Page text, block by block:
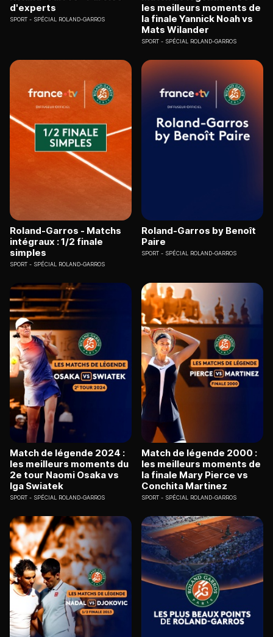
d'experts
SPORT SPÉCIAL ROLAND-GARROS
les meilleurs moments de
la finale Yannick Noah vs
Mats Wilander
SPORT SPÉCIAL ROLAND-GARROS
Roland-Garros - Matchs
intégraux : 1/2 finale
simples
SPORT SPÉCIAL ROLAND-GARROS
Roland-Garros by Benoît
Paire
SPORT SPÉCIAL ROLAND-GARROS
Match de légende 2024 :
les meilleurs moments du
2e tour Naomi Osaka vs
Iga Swiatek
SPORT SPÉCIAL ROLAND-GARROS
Match de légende 2000 :
les meilleurs moments de
la finale Mary Pierce vs
Conchita Martinez
SPORT SPÉCIAL ROLAND-GARROS